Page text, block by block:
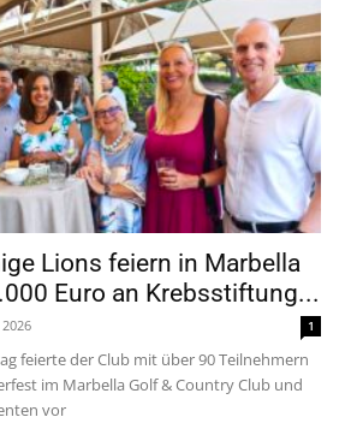
Lions feiern in Marbella
Euro an Krebsstiftung...
1
feierte der Club mit über 90 Teilnehmern
im Marbella Golf & Country Club und
vor